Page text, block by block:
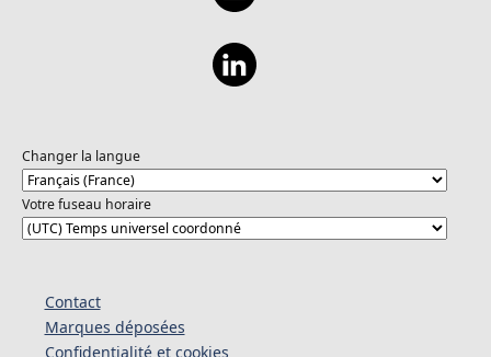
Changer la langue
Votre fuseau horaire
Contact
Marques déposées
Confidentialité et cookies